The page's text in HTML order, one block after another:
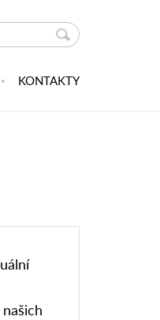
KONTAKTY
našich